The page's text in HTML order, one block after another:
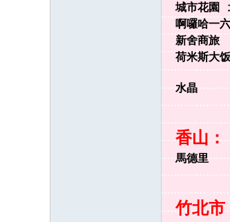
城市花園
啊囉哈一
新舍商旅
荷米斯大
水晶 北
香山：
馬德里
竹北市